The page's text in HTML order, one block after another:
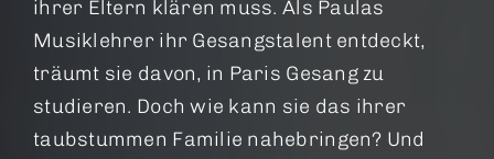
ihrer Eltern klären muss. Als Paulas
Musiklehrer ihr Gesangstalent entdeckt,
träumt sie davon, in Paris Gesang zu
studieren. Doch wie kann sie das ihrer
taubstummen Familie nahebringen? Und